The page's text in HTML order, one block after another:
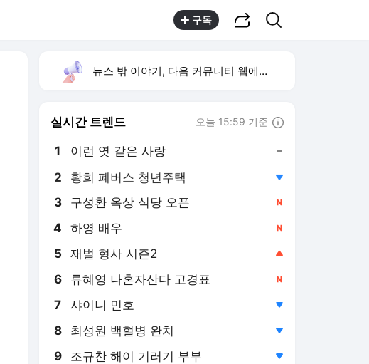
구독
뉴스 밖 이야기, 다음 커뮤니티 웹에서 보기
실시간 트렌드 오늘 15:59 기준
1 이런 엿 같은 사랑
2 황희 폐버스 청년주택
3 구성환 옥상 식당 오픈
4 하영 배우
5 재벌 형사 시즌2
6 류혜영 나혼자산다 고경표
7 샤이니 민호
8 최성원 백혈병 완치
9 조규찬 해이 기러기 부부